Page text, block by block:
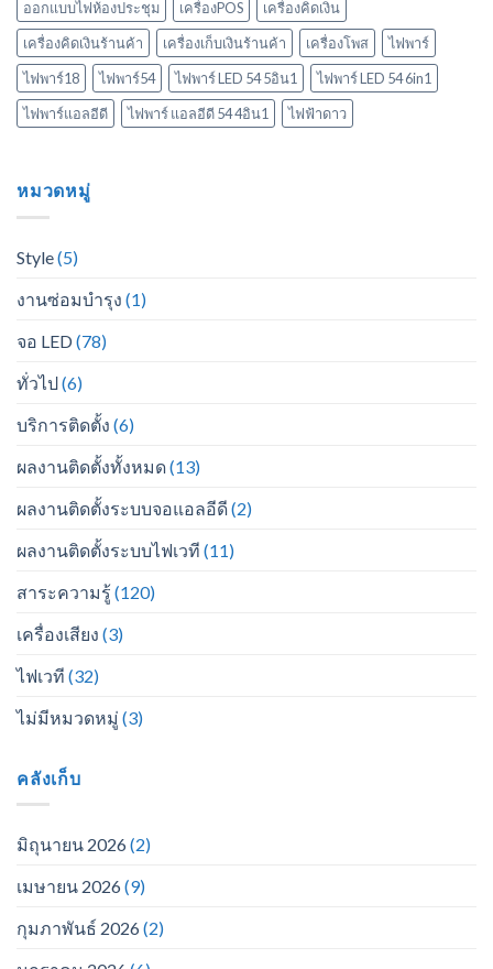
ออกแบบไฟห้องประชุม
เครื่องPOS
เครื่องคิดเงิน
เครื่องคิดเงินร้านค้า
เครื่องเก็บเงินร้านค้า เครื่องโพส
ไฟพาร์
ไฟพาร์18
ไฟพาร์54 ไฟพาร์ LED 54 5อิน1
ไฟพาร์ LED 54 6in1
ไฟพาร์แอลอีดี
ไฟพาร์ แอลอีดี 54 4อิน1 ไฟฟ้าดาว
หมวดหมู่
Style(5)
งานซ่อมบำรุง (1)
จอ LED(78)
ทั่วไป(6)
บริการติดตั้ง (6)
ผลงานติดตั้งทั้งหมด(13)
ผลงานติดตั้งระบบจอแอลอีดี(2)
ผลงานติดตั้งระบบไฟเวที (11)
สาระความรู้(120)
เครื่องเสียง (3)
ไฟเวที (32)
ไม่มีหมวดหมู่ (3)
คลังเก็บ
มิถุนายน 2026(2)
เมษายน 2026(9)
กุมภาพันธ์ 2026(2)